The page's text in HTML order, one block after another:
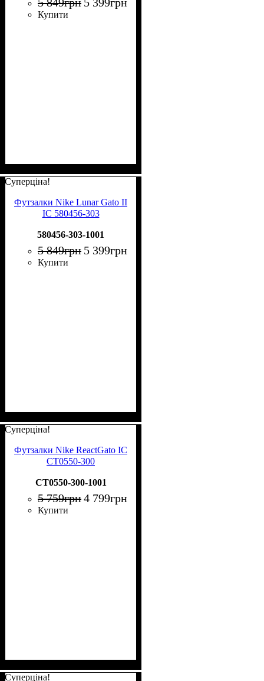
Купити
Суперціна!
Футзалки Nike Lunar Gato II
IC 580456-303
580456-303-1001
5 849грн 5 399грн
Купити
Суперціна!
Футзалки Nike ReactGato IC
CT0550-300
CT0550-300-1001
5 759грн4 799грн
Купити
Суперціна!